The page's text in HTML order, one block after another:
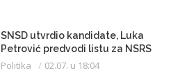
SNSD utvrdio kandidate, Luka
Petrović predvodi listu za NSRS
Politika 02.07. u 18:04